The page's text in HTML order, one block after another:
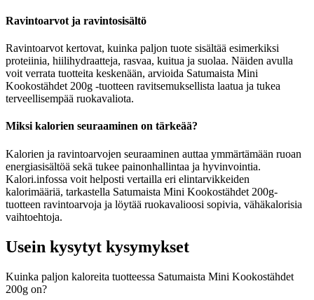
Ravintoarvot ja ravintosisältö
Ravintoarvot kertovat, kuinka paljon tuote sisältää esimerkiksi
proteiinia, hiilihydraatteja, rasvaa, kuitua ja suolaa. Näiden avulla
voit verrata tuotteita keskenään, arvioida Satumaista Mini
Kookostähdet 200g -tuotteen ravitsemuksellista laatua ja tukea
terveellisempää ruokavaliota.
Miksi kalorien seuraaminen on tärkeää?
Kalorien ja ravintoarvojen seuraaminen auttaa ymmärtämään ruoan
energiasisältöä sekä tukee painonhallintaa ja hyvinvointia.
Kalori.infossa voit helposti vertailla eri elintarvikkeiden
kalorimääriä, tarkastella Satumaista Mini Kookostähdet 200g-
tuotteen ravintoarvoja ja löytää ruokavalioosi sopivia, vähäkalorisia
vaihtoehtoja.
Usein kysytyt kysymykset
Kuinka paljon kaloreita tuotteessa Satumaista Mini Kookostähdet
200g on?